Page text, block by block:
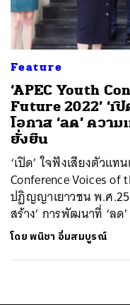
Feature
‘APEC Youth
Future 2022’ ‘เ
โอกาส ‘ลด’ ควา
ยั่งยืน
‘เปิด’ ใจฟังเสียงตัวแท
Conference Voices of
ปฏิญญาเยาวชน พ.ศ
สร้าง’ การพัฒนาที่ ‘ลด
โดยพนิชา อิ่มสมบูรณ์